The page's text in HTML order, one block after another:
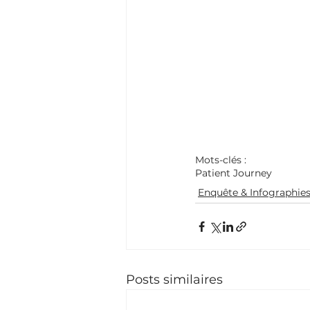
Mots-clés :
Patient Journey
Enquête & Infographies
Posts similaires